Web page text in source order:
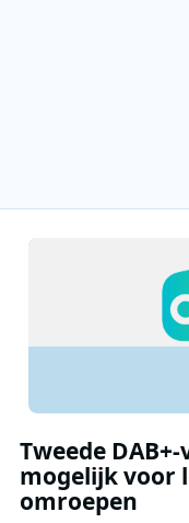
Tweede
mogelijk voor
omroepen